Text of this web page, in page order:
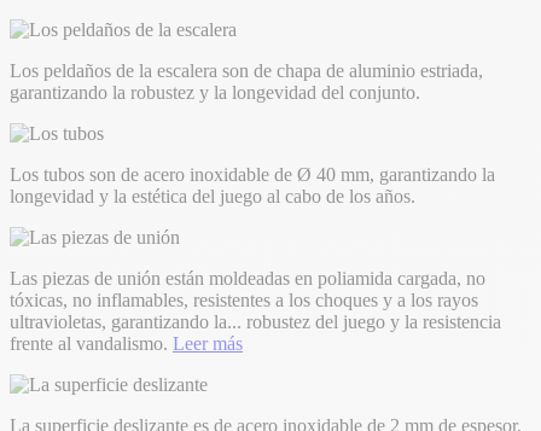
Los peldaños de la escalera son de chapa de aluminio estriada,
garantizando la robustez y la longevidad del conjunto.
Los tubos son de acero inoxidable de Ø 40 mm, garantizando la
longevidad y la estética del juego al cabo de los años.
Las piezas de unión están moldeadas en poliamida cargada, no
tóxicas, no inflamables, resistentes a los choques y a los rayos
ultravioletas, garantizando la... robustez del juego y la resistencia
frente al vandalismo. Leer más
La superficie deslizante es de acero inoxidable de 2 mm de espesor,